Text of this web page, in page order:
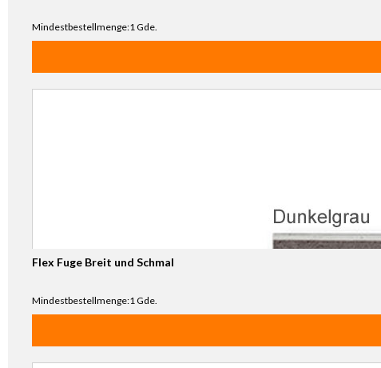
Mindestbestellmenge:1 Gde.
Flex Fuge Breit und Schmal
Mindestbestellmenge:1 Gde.